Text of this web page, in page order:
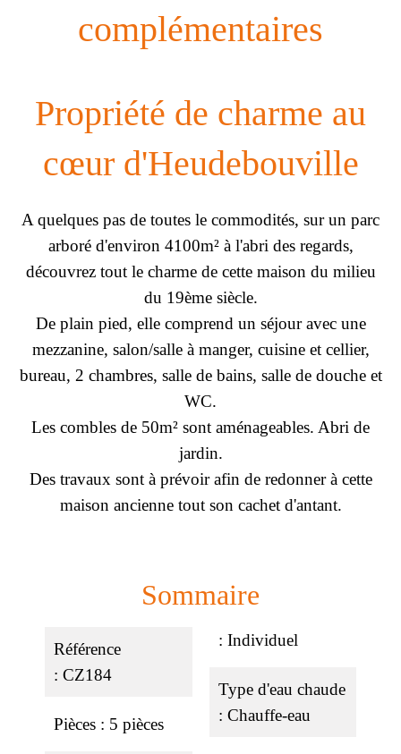
complémentaires
Propriété de charme au
cœur d'Heudebouville
A quelques pas de toutes le commodités, sur un parc
arboré d'environ 4100m² à l'abri des regards,
découvrez tout le charme de cette maison du milieu
du 19ème siècle.
De plain pied, elle comprend un séjour avec une
mezzanine, salon/salle à manger, cuisine et cellier,
bureau, 2 chambres, salle de bains, salle de douche et
WC.
Les combles de 50m² sont aménageables. Abri de
jardin.
Des travaux sont à prévoir afin de redonner à cette
maison ancienne tout son cachet d'antant.
Sommaire
Référence
CZ184
Pièces 5 pièces
Individuel
Type d'eau chaude
Chauffe-eau